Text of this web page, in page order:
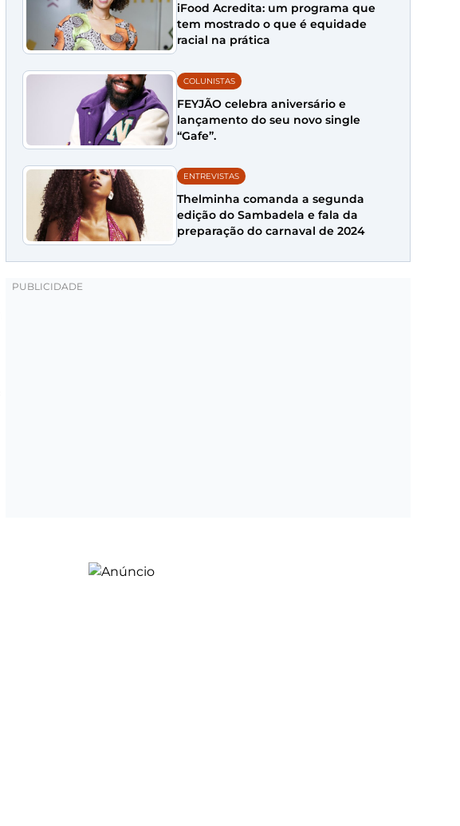
iFood Acredita: um programa que
tem mostrado o que é equidade
racial na prática
COLUNISTAS
FEYJÃO celebra aniversário e
lançamento do seu novo single
“Gafe”.
ENTREVISTAS
Thelminha comanda a segunda
edição do Sambadela e fala da
preparação do carnaval de 2024